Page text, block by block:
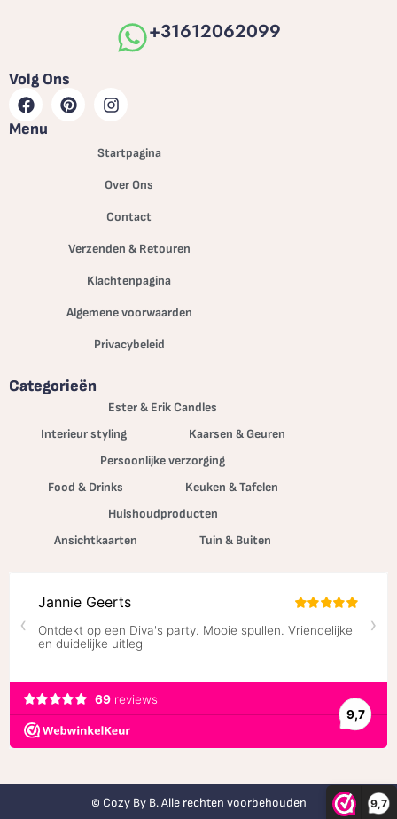
9,7
+31612062099
Volg Ons
Menu
Startpagina
Over Ons
Contact
Verzenden & Retouren
Klachtenpagina
Algemene voorwaarden
Privacybeleid
Categorieën
Ester & Erik Candles
Interieur styling
Kaarsen & Geuren
Persoonlijke verzorging
Food & Drinks
Keuken & Tafelen
Huishoudproducten
Ansichtkaarten
Tuin & Buiten
© Cozy By B. Alle rechten voorbehouden